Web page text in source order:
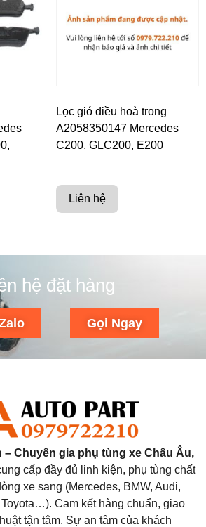
Lọc gió điều hoà trong
A2058350147 Mercedes
C200, GLC200, E200
Liên hệ
hệ đặt hàng
Gọi Ngay
Chuyên gia phụ tùng xe Châu Âu,
cấp đầy đủ linh kiện, phụ tùng chất
xe sang (Mercedes, BMW, Audi,
Toyota…). Cam kết hàng chuẩn, giao
tận tâm. Sự an tâm của khách